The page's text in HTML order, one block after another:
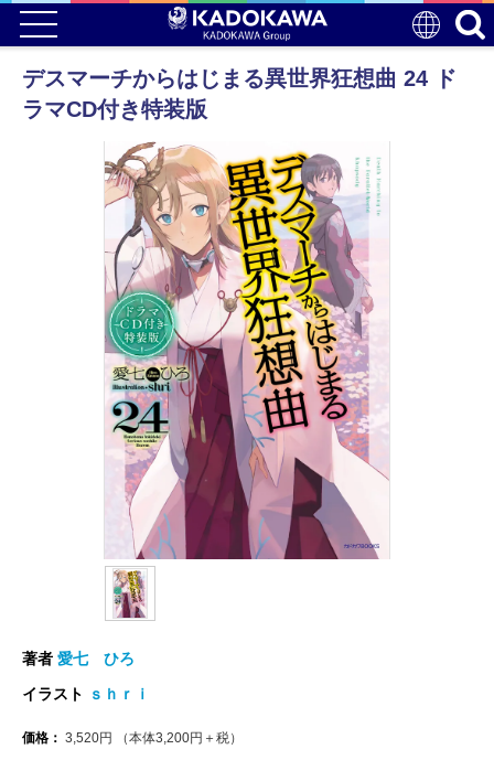
デスマーチからはじまる異世界狂想曲 24 ド
ラマCD付き特装版
著者 愛七 ひろ
イラスト
ｓｈｒｉ
価格： 3,520円 （本体3,200円＋税）